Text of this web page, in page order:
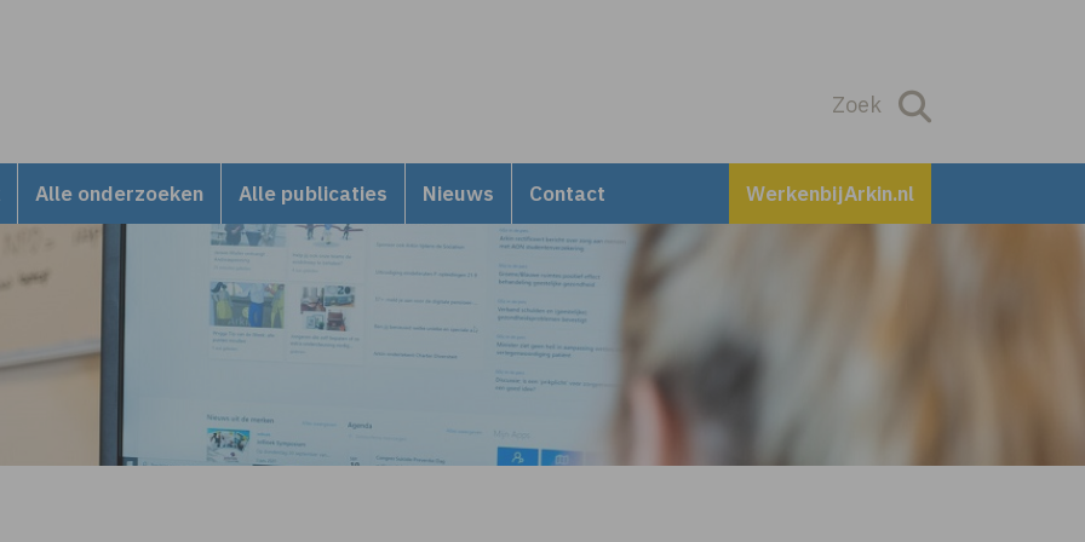
Zoek
Alle onderzoeken Alle publicaties Nieuws Contact WerkenbijArkin.nl
Zoek